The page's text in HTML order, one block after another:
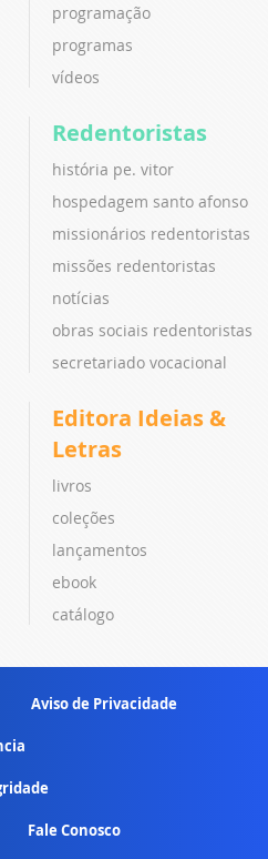
programação
programas
vídeos
Redentoristas
história pe. vitor
hospedagem santo afonso
missionários redentoristas
missões redentoristas
notícias
obras sociais redentoristas
secretariado vocacional
Editora Ideias &
Letras
livros
coleções
lançamentos
ebook
catálogo
Aviso de Privacidade
Fale Conosco